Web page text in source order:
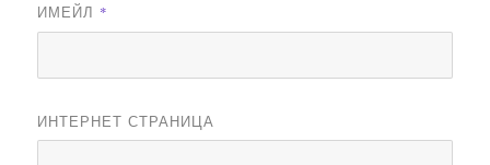
ИМЕЙЛ *
ИНТЕРНЕТ СТРАНИЦА